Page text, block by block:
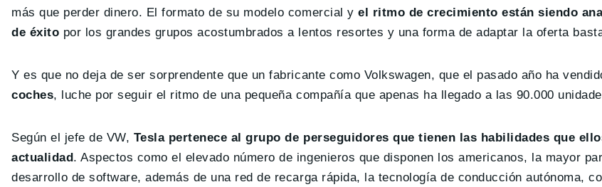
más que perder dinero. El formato de su modelo comercial y el ritmo de crecimiento están siendo
de éxito por los grandes grupos acostumbrados a lentos resortes y una forma de adaptar la oferta
Y es que no deja de ser sorprendente que un fabricante como Volkswagen, que el pasado año ha
coches, luche por seguir el ritmo de una pequeña compañía que apenas ha llegado a las 90.000
Según el jefe de VW, Tesla pertenece al grupo de perseguidores que tienen las habilidades que
actualidad. Aspectos como el elevado número de ingenieros que disponen los americanos, la mayor
desarrollo de software, además de una red de recarga rápida, la tecnología de conducción autónoma,